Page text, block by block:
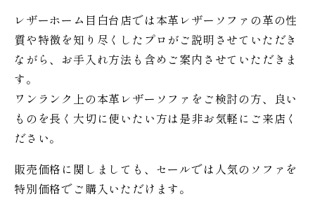
レザーホーム目白台店では本革レザーソファの革の性
質や特徴を知り尽くしたプロがご説明させていただき
ながら、お手入れ方法も含めご案内させていただきま
す。
ワンランク上の本革レザーソファをご検討の方、良い
ものを長く大切に使いたい方は是非お気軽にご来店く
ださい。
販売価格に関しましても、セールでは人気のソファを
特別価格でご購入いただけます。